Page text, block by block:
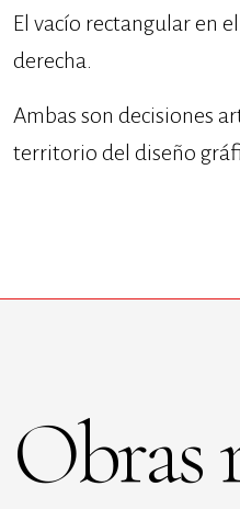
El vacío rectangular en
derecha.
Ambas son decisiones
territorio del diseño
Obras